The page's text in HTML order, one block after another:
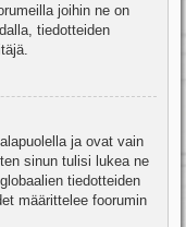
joihin ne on
tiedotteiden
ja ovat vain
sinun tulisi lukea ne
tiedotteiden
määrittelee foorumin